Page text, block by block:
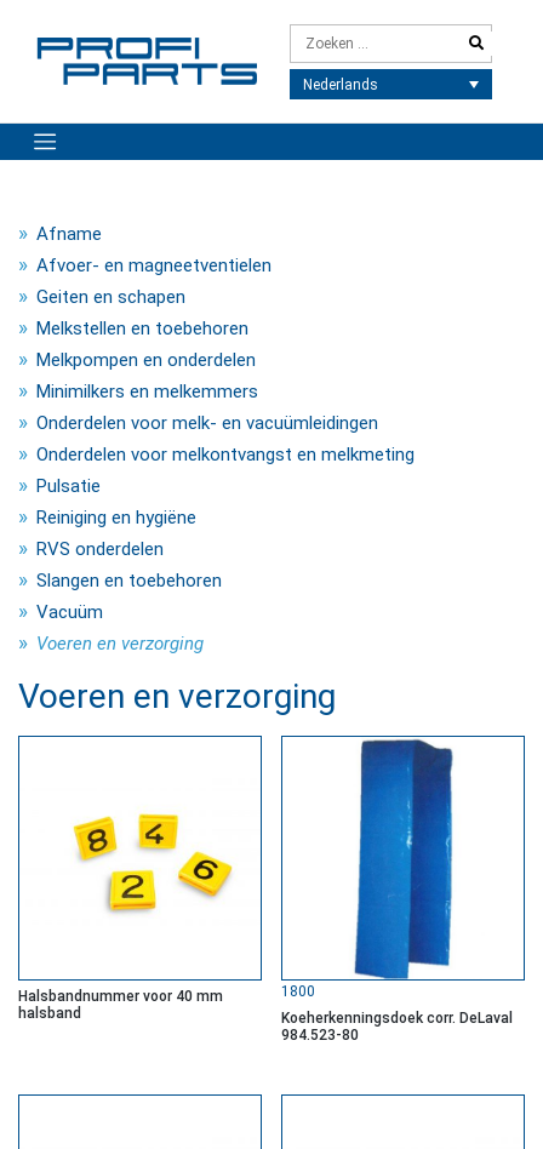
Nederlands
Afname
Afvoer- en magneetventielen
Geiten en schapen
Melkstellen en toebehoren
Melkpompen en onderdelen
Minimilkers en melkemmers
Onderdelen voor melk- en vacuümleidingen
Onderdelen voor melkontvangst en melkmeting
Pulsatie
Reiniging en hygiëne
RVS onderdelen
Slangen en toebehoren
Vacuüm
Voeren en verzorging
Voeren en verzorging
Halsbandnummer voor 40 mm
halsband
1800
Koeherkenningsdoek corr. DeLaval
984.523-80